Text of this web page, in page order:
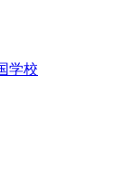
学校